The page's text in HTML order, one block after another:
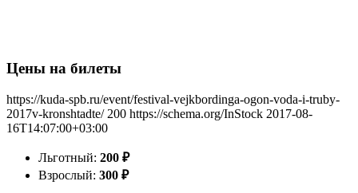
Цены на билеты
https://kuda-spb.ru/event/festival-vejkbordinga-ogon-voda-i-truby-
2017v-kronshtadte/ 200 https://schema.org/InStock 2017-08-
16T14:07:00+03:00
Льготный: 200 ₽
Взрослый: 300 ₽